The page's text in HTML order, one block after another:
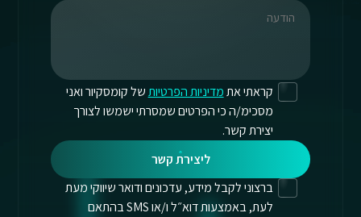
קראתי אתמדיניות הפרטיותשל קומסקיור ואני
מסכימ/ה כי הפרטים שמסרתי ישמשו לצורך
יצירת קשר.
ליצירת קשר
ברצוני לקבל מידע, עדכונים ודואר שיווקי מעת
לעת, באמצעות דוא״ל ו/או SMS בהתאם